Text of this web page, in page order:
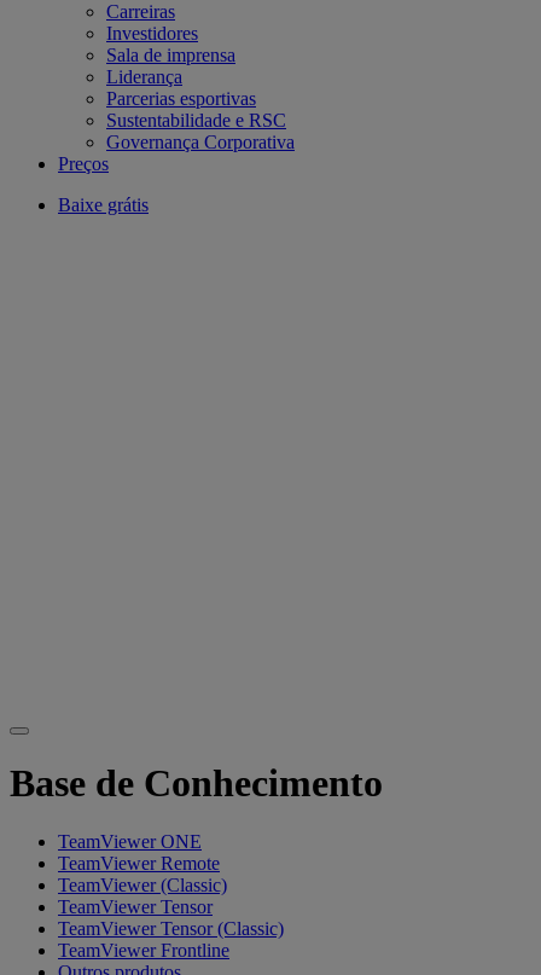
Carreiras
Investidores
Sala de imprensa
Liderança
Parcerias esportivas
Sustentabilidade e RSC
Governança Corporativa
Preços
Baixe grátis
Base de Conhecimento
TeamViewer ONE
TeamViewer Remote
TeamViewer (Classic)
TeamViewer Tensor
TeamViewer Tensor (Classic)
TeamViewer Frontline